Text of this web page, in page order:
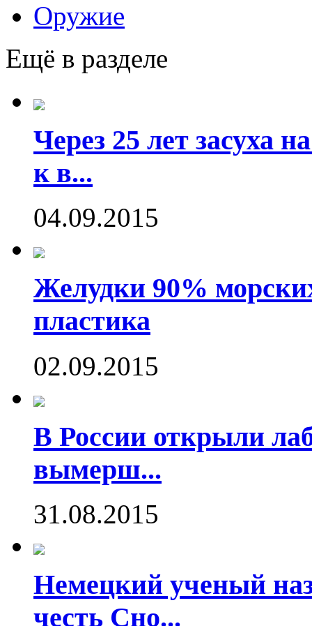
Оружие
Ещё в разделе
Через 25 лет засуха
к в...
04.09.2015
Желудки 90%
пластика
02.09.2015
В России открыли
вымерш...
31.08.2015
Немецкий ученый
честь Сно...